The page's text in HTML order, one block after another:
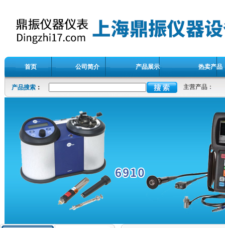
首页 公司简介 产品展示 热卖产品
产品搜索 ： 主营产品：